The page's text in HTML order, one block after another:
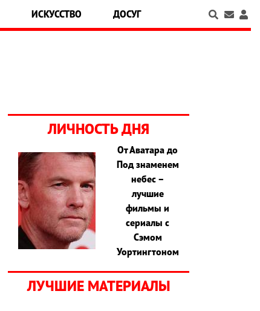
ИСКУССТВО ДОСУГ
ЛИЧНОСТЬ ДНЯ
От Аватара до
Под знаменем
небес –
лучшие
фильмы и
сериалы с
Сэмом
Уортингтоном
ЛУЧШИЕ МАТЕРИАЛЫ